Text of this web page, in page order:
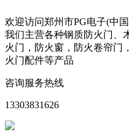
欢迎访问郑州市PG电子(中
我们主营各种钢质防火门、
火门，防火窗，防火卷帘门
火门配件等产品
咨询服务热线
13303831626